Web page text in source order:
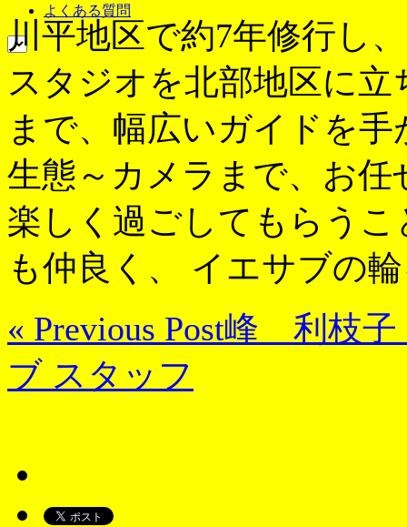
よくある質問
川平地区で約7年修行し
スタジオを北部地区に
まで、幅広いガイドを
生態～カメラまで、お
楽しく過ごしてもらう
も仲良く、 イエサブの
« Previous Post峰 利枝子
ブ スタッフ